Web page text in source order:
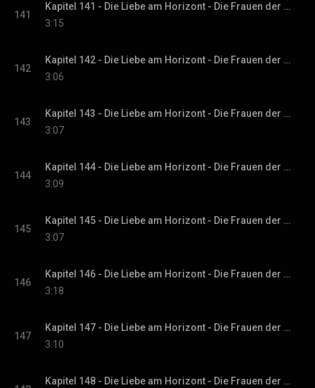
141
Kapitel 141 - Die Liebe am Horizont - Die Frauen der Villa Sommerwind, Band 3
3:15
142
Kapitel 142 - Die Liebe am Horizont - Die Frauen der Villa Sommerwind, Band 3
3:06
143
Kapitel 143 - Die Liebe am Horizont - Die Frauen der Villa Sommerwind, Band 3
3:07
144
Kapitel 144 - Die Liebe am Horizont - Die Frauen der Villa Sommerwind, Band 3
3:09
145
Kapitel 145 - Die Liebe am Horizont - Die Frauen der Villa Sommerwind, Band 3
3:07
146
Kapitel 146 - Die Liebe am Horizont - Die Frauen der Villa Sommerwind, Band 3
3:18
147
Kapitel 147 - Die Liebe am Horizont - Die Frauen der Villa Sommerwind, Band 3
3:10
Kapitel 148 - Die Liebe am Horizont - Die Frauen der Villa Sommerwind, Band 3